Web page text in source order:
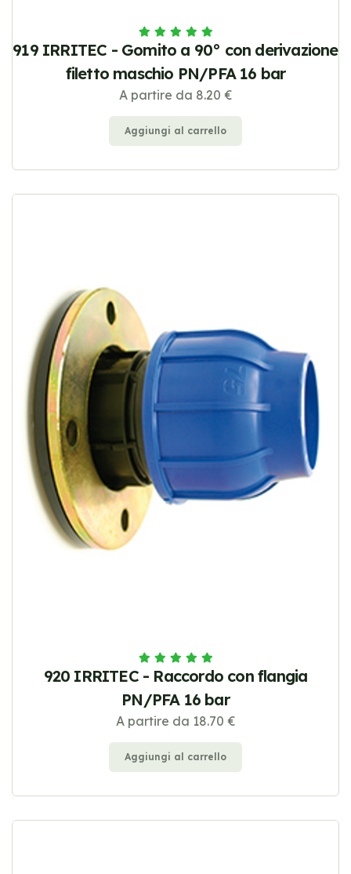
919 IRRITEC - Gomito a 90° con derivazione
filetto maschio PN/PFA 16 bar
A partire da 8.20 €
Aggiungi al carrello
920 IRRITEC - Raccordo con flangia
PN/PFA 16 bar
A partire da 18.70 €
Aggiungi al carrello